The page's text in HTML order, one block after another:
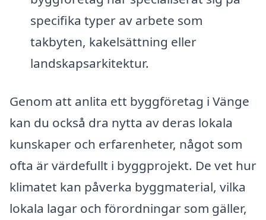
specifika typer av arbete som
takbyten, kakelsättning eller
landskapsarkitektur.
Genom att anlita ett byggföretag i Vänge
kan du också dra nytta av deras lokala
kunskaper och erfarenheter, något som
ofta är värdefullt i byggprojekt. De vet hur
klimatet kan påverka byggmaterial, vilka
lokala lagar och förordningar som gäller,